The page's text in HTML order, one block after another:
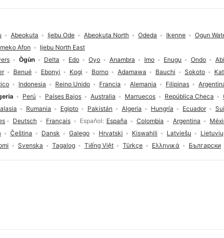
Deutsch Français Español España Colombia Argentina
Čeština Dansk Galego Hrvatski Kiswahili Latviešu Lietuvių
Svenska Tagalog Tiếng Việt Türkçe Ελληνικά Български
Indonesia Reino Unido Francia Alemania Filipinas
Perú Países Bajos Australia Marruecos República Checa
Rumania Egipto Pakistán Algeria Hungría Ecuador
Ògùn Delta Edo Oyo Anambra Imo Enugu Ondo
Benué Ebonyi Kogi Borno Adamawa Bauchi Sokoto
Abeokuta Ijebu Ode Abeokuta North Odeda Ikenne Ogun
Afon Ijebu North East